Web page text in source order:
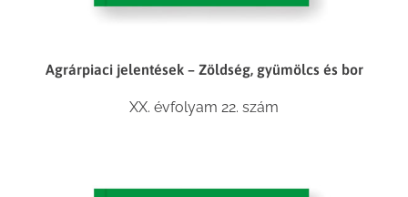
Agrárpiaci jelentések – Zöldség, gyümölcs és bor
XX. évfolyam 22. szám